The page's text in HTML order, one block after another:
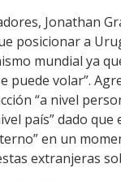
Jonathan
posicionar a
mundial ya
puede volar”.
“a nivel
país” dado que
en un
extranjeras